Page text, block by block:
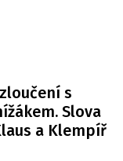
s
Slova
a Klempíř